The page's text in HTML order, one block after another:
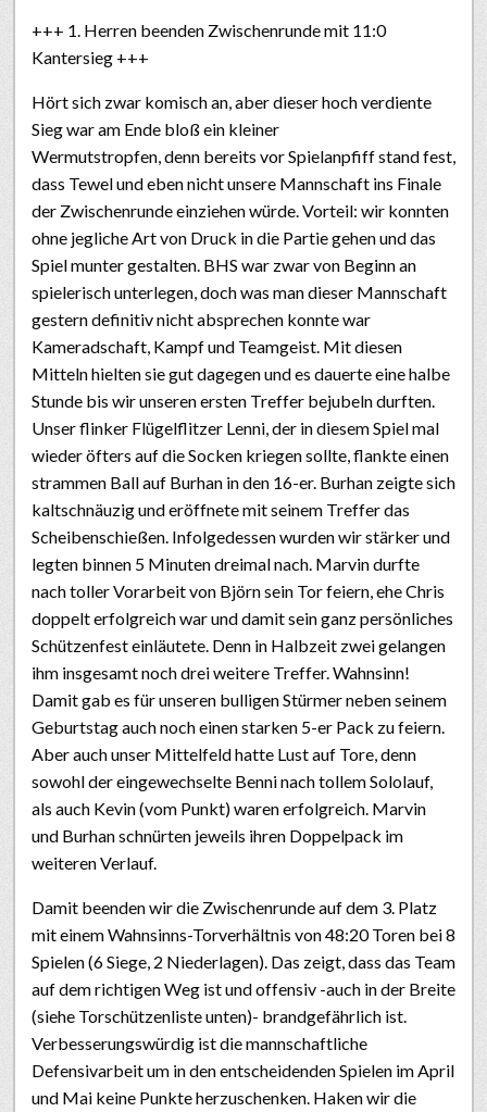
+++ 1. Herren beenden Zwischenrunde mit 11:0
Kantersieg +++
Hört sich zwar komisch an, aber dieser hoch verdiente
Sieg war am Ende bloß ein kleiner
Wermutstropfen, denn bereits vor Spielanpfiff stand fest,
dass Tewel und eben nicht unsere Mannschaft ins Finale
der Zwischenrunde einziehen würde. Vorteil: wir konnten
ohne jegliche Art von Druck in die Partie gehen und das
Spiel munter gestalten. BHS war zwar von Beginn an
spielerisch unterlegen, doch was man dieser Mannschaft
gestern definitiv nicht absprechen konnte war
Kameradschaft, Kampf und Teamgeist. Mit diesen
Mitteln hielten sie gut dagegen und es dauerte eine halbe
Stunde bis wir unseren ersten Treffer bejubeln durften.
Unser flinker Flügelflitzer Lenni, der in diesem Spiel mal
wieder öfters auf die Socken kriegen sollte, flankte einen
strammen Ball auf Burhan in den 16-er. Burhan zeigte sich
kaltschnäuzig und eröffnete mit seinem Treffer das
Scheibenschießen. Infolgedessen wurden wir stärker und
legten binnen 5 Minuten dreimal nach. Marvin durfte
nach toller Vorarbeit von Björn sein Tor feiern, ehe Chris
doppelt erfolgreich war und damit sein ganz persönliches
Schützenfest einläutete. Denn in Halbzeit zwei gelangen
ihm insgesamt noch drei weitere Treffer. Wahnsinn!
Damit gab es für unseren bulligen Stürmer neben seinem
Geburtstag auch noch einen starken 5-er Pack zu feiern.
Aber auch unser Mittelfeld hatte Lust auf Tore, denn
sowohl der eingewechselte Benni nach tollem Sololauf,
als auch Kevin (vom Punkt) waren erfolgreich. Marvin
und Burhan schnürten jeweils ihren Doppelpack im
weiteren Verlauf.
Damit beenden wir die Zwischenrunde auf dem 3. Platz
mit einem Wahnsinns-Torverhältnis von 48:20 Toren bei 8
Spielen (6 Siege, 2 Niederlagen). Das zeigt, dass das Team
auf dem richtigen Weg ist und offensiv -auch in der Breite
(siehe Torschützenliste unten)- brandgefährlich ist.
Verbesserungswürdig ist die mannschaftliche
Defensivarbeit um in den entscheidenden Spielen im April
und Mai keine Punkte herzuschenken. Haken wir die